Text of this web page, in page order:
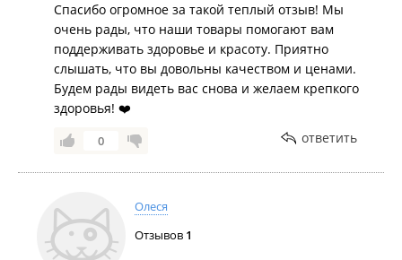
Спасибо огромное за такой теплый отзыв! Мы
очень рады, что наши товары помогают вам
поддерживать здоровье и красоту. Приятно
слышать, что вы довольны качеством и ценами.
Будем рады видеть вас снова и желаем крепкого
здоровья! ❤️
0 ответить
Олеся
Отзывов 1